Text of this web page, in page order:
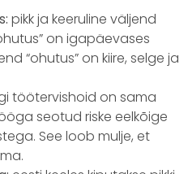
pikk ja keeruline väljend
on igapäevases
“ohutus” on kiire, selge ja
töötervishoid on sama
seotud riske eelkõige
See loob mulje, et